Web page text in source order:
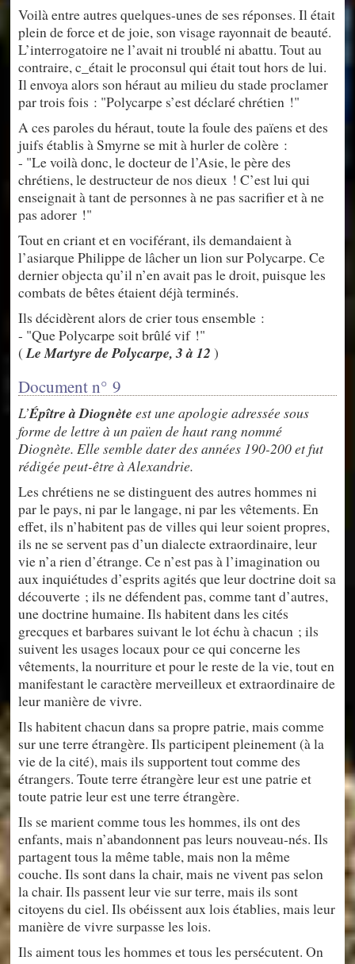
Voilà entre autres quelques-unes de ses réponses. Il était
plein de force et de joie, son visage rayonnait de beauté.
L’interrogatoire ne l’avait ni troublé ni abattu. Tout au
contraire, c_était le proconsul qui était tout hors de lui.
Il envoya alors son héraut au milieu du stade proclamer
par trois fois : "Polycarpe s’est déclaré chrétien !"
A ces paroles du héraut, toute la foule des païens et des
juifs établis à Smyrne se mit à hurler de colère :
- "Le voilà donc, le docteur de l’Asie, le père des
chrétiens, le destructeur de nos dieux ! C’est lui qui
enseignait à tant de personnes à ne pas sacrifier et à ne
pas adorer !"
Tout en criant et en vociférant, ils demandaient à
l’asiarque Philippe de lâcher un lion sur Polycarpe. Ce
dernier objecta qu’il n’en avait pas le droit, puisque les
combats de bêtes étaient déjà terminés.
Ils décidèrent alors de crier tous ensemble :
- "Que Polycarpe soit brûlé vif !"
(Le Martyre de Polycarpe, 3 à 12 )
Document n° 9
L’Épître à Diognète est une apologie adressée sous
forme de lettre à un païen de haut rang nommé
Diognète. Elle semble dater des années 190-200 et fut
rédigée peut-être à Alexandrie.
Les chrétiens ne se distinguent des autres hommes ni
par le pays, ni par le langage, ni par les vêtements. En
effet, ils n’habitent pas de villes qui leur soient propres,
ils ne se servent pas d’un dialecte extraordinaire, leur
vie n’a rien d’étrange. Ce n’est pas à l’imagination ou
aux inquiétudes d’esprits agités que leur doctrine doit sa
découverte ; ils ne défendent pas, comme tant d’autres,
une doctrine humaine. Ils habitent dans les cités
grecques et barbares suivant le lot échu à chacun ; ils
suivent les usages locaux pour ce qui concerne les
vêtements, la nourriture et pour le reste de la vie, tout en
manifestant le caractère merveilleux et extraordinaire de
leur manière de vivre.
Ils habitent chacun dans sa propre patrie, mais comme
sur une terre étrangère. Ils participent pleinement (à la
vie de la cité), mais ils supportent tout comme des
étrangers. Toute terre étrangère leur est une patrie et
toute patrie leur est une terre étrangère.
Ils se marient comme tous les hommes, ils ont des
enfants, mais n’abandonnent pas leurs nouveau-nés. Ils
partagent tous la même table, mais non la même
couche. Ils sont dans la chair, mais ne vivent pas selon
la chair. Ils passent leur vie sur terre, mais ils sont
citoyens du ciel. Ils obéissent aux lois établies, mais leur
manière de vivre surpasse les lois.
Ils aiment tous les hommes et tous les persécutent. On